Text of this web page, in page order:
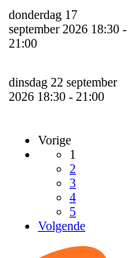
donderdag 17
september 2026 18:30 -
21:00
dinsdag 22 september
2026 18:30 - 21:00
Vorige
1
2
3
4
5
Volgende